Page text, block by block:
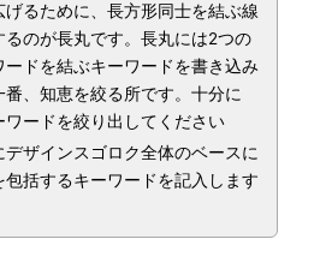
げるために、長方形同士を結ぶ線
るのが長丸です。長丸には2つの
ードを結ぶキーワードを書き込み
番、知恵を絞る所です。十分に
ワードを絞り出してください
デザインスゴロク全体のベースに
包括するキーワードを記入します